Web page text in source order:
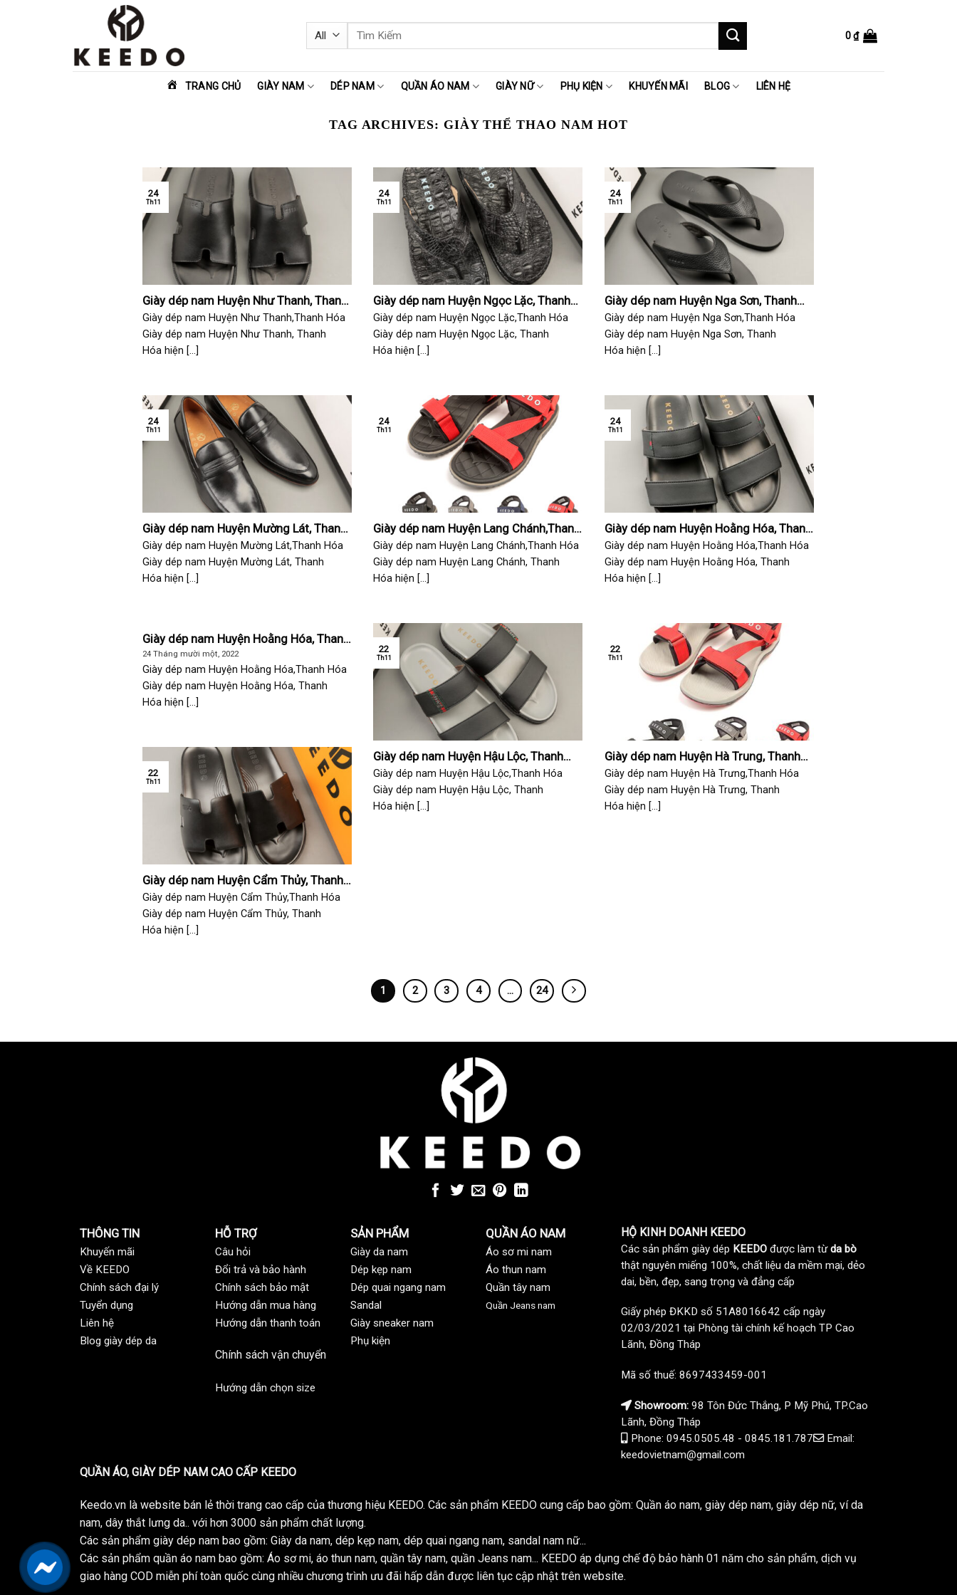
Tìm
kiếm:
0₫
TRANG CHỦ GIÀY NAM DÉP NAM QUẦN ÁO NAM GIÀY NỮ PHỤ KIỆN KHUYẾN MÃI BLOG LIÊN HỆ
TAG ARCHIVES: GIÀY THỂ THAO NAM HOT
Giày dép nam Huyện Như Thanh, Thanh
Hóa
Giày dép nam Huyện Như Thanh,Thanh Hóa
Giày dép nam Huyện Như Thanh, Thanh
Hóa hiện [...]
24
Th11
Giày dép nam Huyện Ngọc Lặc, Thanh
Hóa
Giày dép nam Huyện Ngọc Lặc,Thanh Hóa
Giày dép nam Huyện Ngọc Lặc, Thanh
Hóa hiện [...]
24
Th11
Giày dép nam Huyện Nga Sơn, Thanh
Hóa
Giày dép nam Huyện Nga Sơn,Thanh Hóa
Giày dép nam Huyện Nga Sơn, Thanh
Hóa hiện [...]
24
Th11
Giày dép nam Huyện Mường Lát, Thanh
Hóa
Giày dép nam Huyện Mường Lát,Thanh Hóa
Giày dép nam Huyện Mường Lát, Thanh
Hóa hiện [...]
24
Th11
Giày dép nam Huyện Lang Chánh,Thanh
Hóa
Giày dép nam Huyện Lang Chánh,Thanh Hóa
Giày dép nam Huyện Lang Chánh, Thanh
Hóa hiện [...]
24
Th11
Giày dép nam Huyện Hoằng Hóa, Thanh
Hóa
Giày dép nam Huyện Hoằng Hóa,Thanh Hóa
Giày dép nam Huyện Hoằng Hóa, Thanh
Hóa hiện [...]
24
Th11
Giày dép nam Huyện Hoằng Hóa, Thanh
Hóa
24 Tháng mười một, 2022
Giày dép nam Huyện Hoằng Hóa,Thanh Hóa
Giày dép nam Huyện Hoằng Hóa, Thanh
Hóa hiện [...]
Giày dép nam Huyện Hậu Lộc, Thanh
Hóa
Giày dép nam Huyện Hậu Lộc,Thanh Hóa
Giày dép nam Huyện Hậu Lộc, Thanh
Hóa hiện [...]
22
Th11
Giày dép nam Huyện Hà Trung, Thanh
Hóa
Giày dép nam Huyện Hà Trưng,Thanh Hóa
Giày dép nam Huyện Hà Trưng, Thanh
Hóa hiện [...]
22
Th11
Giày dép nam Huyện Cẩm Thủy, Thanh
Hóa
Giày dép nam Huyện Cẩm Thủy,Thanh Hóa
Giày dép nam Huyện Cẩm Thủy, Thanh
Hóa hiện [...]
22
Th11
1 2 3 4 … 24
THÔNG TIN
Khuyến mãi
Về KEEDO
Chính sách đại lý
Tuyển dụng
Liên hệ
Blog giày dép da
HỖ TRỢ
Câu hỏi
Đổi trả và bảo hành
Chính sách bảo mật
Hướng dẫn mua hàng
Hướng dẫn thanh toán
Chính sách vận chuyển
Hướng dẫn chọn size
SẢN PHẨM
Giày da nam
Dép kẹp nam
Dép quai ngang nam
Sandal
Giày sneaker nam
Phụ kiện
QUẦN ÁO NAM
Áo sơ mi nam
Áo thun nam
Quần tây nam
Quần Jeans nam
HỘ KINH DOANH KEEDO
Các sản phẩm giày dép KEEDO được làm từda bò
thật nguyên miếng 100%, chất liệu da mềm mại, dẻo
dai, bền, đẹp, sang trọng và đẳng cấp
Giấy phép ĐKKD số 51A8016642 cấp ngày
02/03/2021 tại Phòng tài chính kế hoạch TP Cao
Lãnh, Đồng Tháp
Mã số thuế: 8697433459-001
Showroom: 98 Tôn Đức Thắng, P Mỹ Phú, TP.Cao
Lãnh, Đồng Tháp
Phone: 0945.0505.48 - 0845.181.787
Email:
keedovietnam@gmail.com
QUẦN ÁO, GIÀY DÉP NAM CAO CẤP KEEDO
Keedo.vn là website bán lẻ thời trang cao cấp của thương hiệu KEEDO. Các sản phẩm KEEDO cung cấp bao gồm: Quần áo nam, giày dép nam, giày dép nữ, ví da
nam, dây thắt lưng da.. với hơn 3000 sản phẩm chất lượng.
Các sản phẩm giày dép nam bao gồm: Giày da nam, dép kẹp nam, dép quai ngang nam, sandal nam nữ...
Các sản phẩm quần áo nam bao gồm: Áo sơ mi, áo thun nam, quần tây nam, quần Jeans nam... KEEDO áp dụng chế độ bảo hành 01 năm cho sản phẩm, dịch vụ
giao hàng COD miễn phí toàn quốc cùng nhiều chương trình ưu đãi hấp dẫn được liên tục cập nhật trên website.